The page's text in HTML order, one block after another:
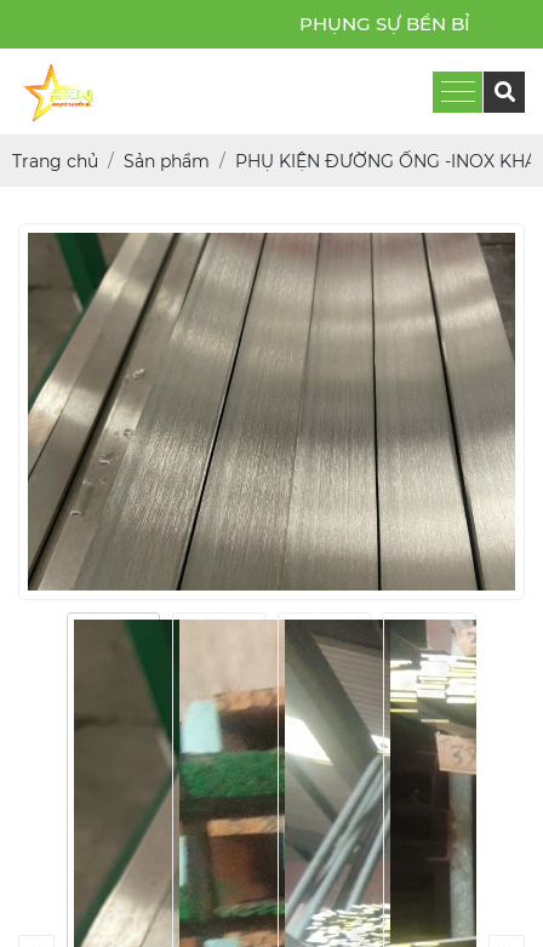
PHỤNG SỰ BỀN BỈ
Trang chủ Sản phẩm PHỤ KIỆN ĐƯỜNG ỐNG -INOX